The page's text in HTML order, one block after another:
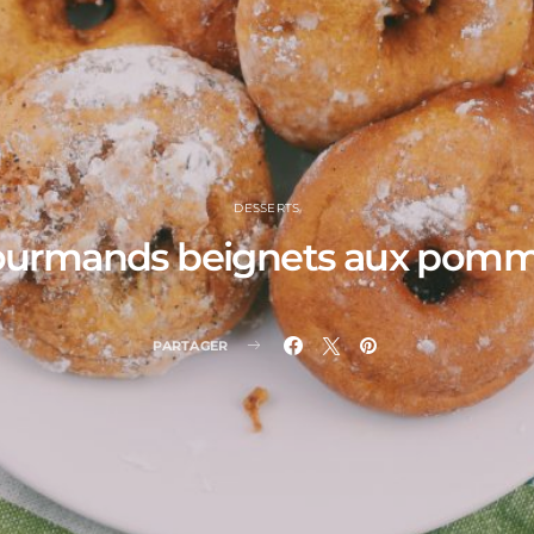
DESSERTS
beignets aux
PARTAGER